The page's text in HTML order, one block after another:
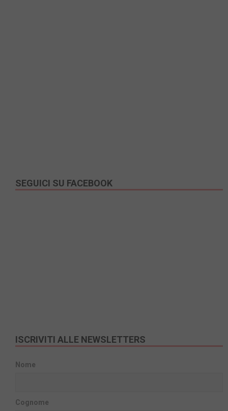
SEGUICI SU FACEBOOK
ISCRIVITI ALLE NEWSLETTERS
Nome
Cognome